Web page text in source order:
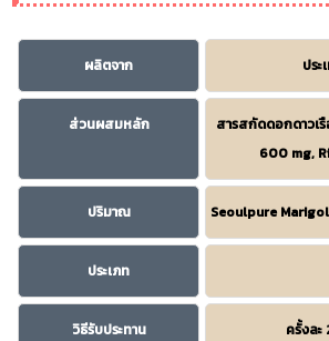
ผลิตจาก ประ
ส่วนผสมหลัก
สารสกัดดอกดาวเ
600 mg,
ปริมาณ Seoulpure
ประเภท
วิธีรับประทาน ครั้งละ